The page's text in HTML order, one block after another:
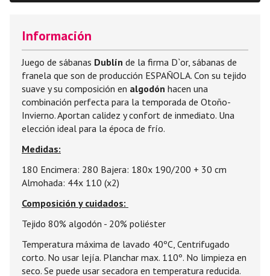
Información
Juego de sábanas Dublín de la firma D`or, sábanas de
franela que son de producción ESPAÑOLA. Con su tejido
suave y su composición en algodón hacen una
combinación perfecta para la temporada de Otoño-
Invierno. Aportan calidez y confort de inmediato. Una
elección ideal para la época de frío.
Medidas:
180 Encimera: 280 Bajera: 180x 190/200 + 30 cm
Almohada: 44x 110 (x2)
Composición y cuidados:
Tejido 80% algodón - 20% poliéster
Temperatura máxima de lavado 40ºC, Centrifugado
corto. No usar lejía. Planchar max. 110º. No limpieza en
seco. Se puede usar secadora en temperatura reducida.